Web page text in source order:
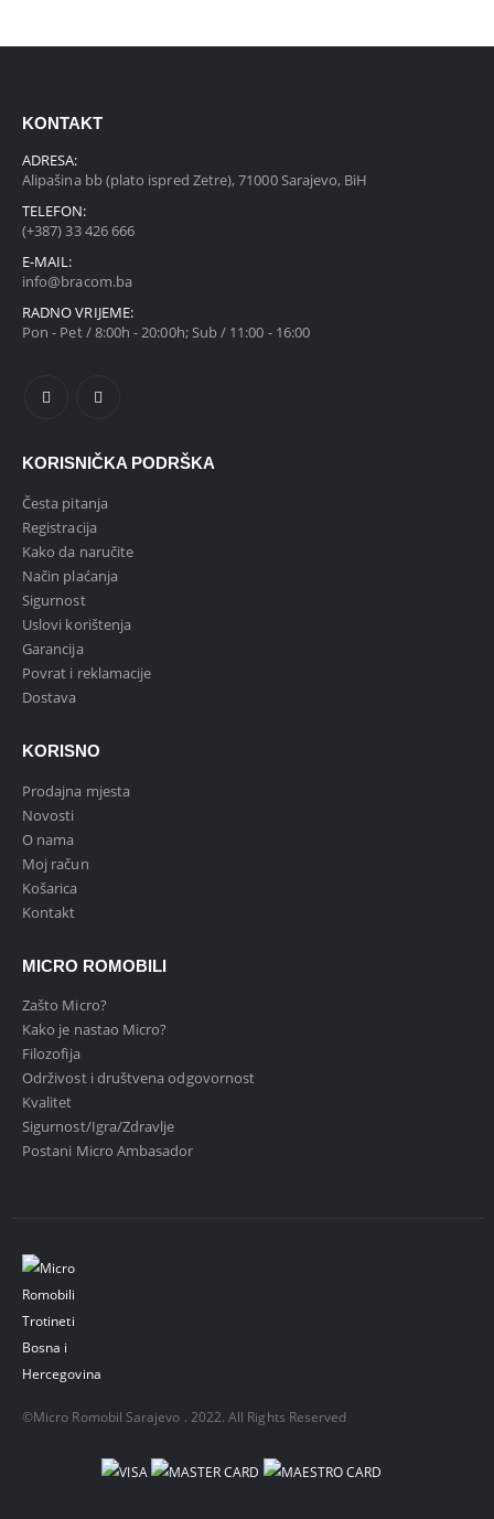
KONTAKT
ADRESA:
Alipašina bb (plato ispred Zetre), 71000 Sarajevo, BiH
TELEFON:
(+387) 33 426 666
E-MAIL:
info@bracom.ba
RADNO VRIJEME:
Pon - Pet / 8:00h - 20:00h; Sub / 11:00 - 16:00
KORISNIČKA PODRŠKA
Česta pitanja
Registracija
Kako da naručite
Način plaćanja
Sigurnost
Uslovi korištenja
Garancija
Povrat i reklamacije
Dostava
KORISNO
Prodajna mjesta
Novosti
O nama
Moj račun
Košarica
Kontakt
MICRO ROMOBILI
Zašto Micro?
Kako je nastao Micro?
Filozofija
Održivost i društvena odgovornost
Kvalitet
Sigurnost/Igra/Zdravlje
Postani Micro Ambasador
©Micro Romobil Sarajevo . 2022. All Rights Reserved